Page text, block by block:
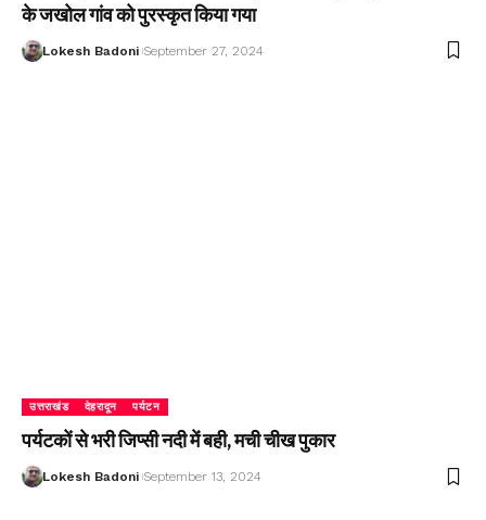
के जखोल गांव को पुरस्कृत किया गया
Lokesh Badoni September 27, 2024
उत्तराखंड देहरादून पर्यटन
पर्यटकों से भरी जिप्सी नदी में बही, मची चीख पुकार
Lokesh Badoni September 13, 2024